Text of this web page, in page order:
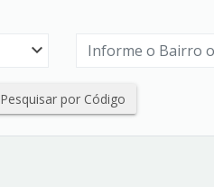
Pesquisar por Código